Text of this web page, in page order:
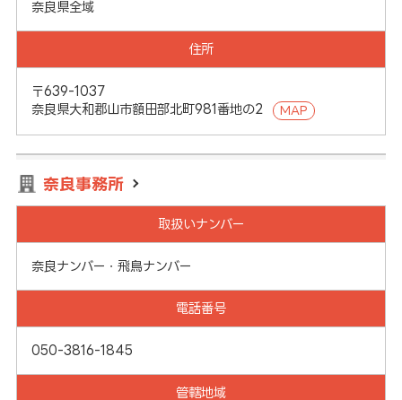
奈良県全域
住所
〒639-1037
奈良県大和郡山市額田部北町981番地の2
MAP
奈良事務所
取扱いナンバー
奈良ナンバー・飛鳥ナンバー
電話番号
050-3816-1845
管轄地域